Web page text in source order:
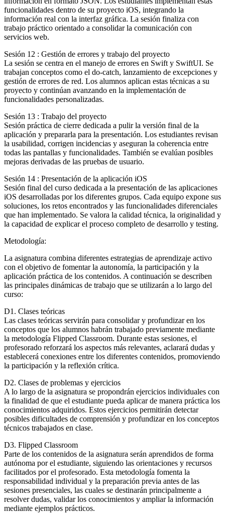
funcionalidades dentro de su proyecto iOS, integrando la
información real con la interfaz gráfica. La sesión finaliza con
trabajo práctico orientado a consolidar la comunicación con
servicios web.
Sesión 12 : Gestión de errores y trabajo del proyecto
La sesión se centra en el manejo de errores en Swift y SwiftUI. Se
trabajan conceptos como el do-catch, lanzamiento de excepciones y
gestión de errores de red. Los alumnos aplican estas técnicas a su
proyecto y continúan avanzando en la implementación de
funcionalidades personalizadas.
Sesión 13 : Trabajo del proyecto
Sesión práctica de cierre dedicada a pulir la versión final de la
aplicación y prepararla para la presentación. Los estudiantes revisan
la usabilidad, corrigen incidencias y aseguran la coherencia entre
todas las pantallas y funcionalidades. También se evalúan posibles
mejoras derivadas de las pruebas de usuario.
Sesión 14 : Presentación de la aplicación iOS
Sesión final del curso dedicada a la presentación de las aplicaciones
iOS desarrolladas por los diferentes grupos. Cada equipo expone sus
soluciones, los retos encontrados y las funcionalidades diferenciales
que han implementado. Se valora la calidad técnica, la originalidad y
la capacidad de explicar el proceso completo de desarrollo y testing.
Metodología:
La asignatura combina diferentes estrategias de aprendizaje activo
con el objetivo de fomentar la autonomía, la participación y la
aplicación práctica de los contenidos. A continuación se describen
las principales dinámicas de trabajo que se utilizarán a lo largo del
curso:
D1. Clases teóricas
Las clases teóricas servirán para consolidar y profundizar en los
conceptos que los alumnos habrán trabajado previamente mediante
la metodología Flipped Classroom. Durante estas sesiones, el
profesorado reforzará los aspectos más relevantes, aclarará dudas y
establecerá conexiones entre los diferentes contenidos, promoviendo
la participación y la reflexión crítica.
D2. Clases de problemas y ejercicios
A lo largo de la asignatura se propondrán ejercicios individuales con
la finalidad de que el estudiante pueda aplicar de manera práctica los
conocimientos adquiridos. Estos ejercicios permitirán detectar
posibles dificultades de comprensión y profundizar en los conceptos
técnicos trabajados en clase.
D3. Flipped Classroom
Parte de los contenidos de la asignatura serán aprendidos de forma
autónoma por el estudiante, siguiendo las orientaciones y recursos
facilitados por el profesorado. Esta metodología fomenta la
responsabilidad individual y la preparación previa antes de las
sesiones presenciales, las cuales se destinarán principalmente a
resolver dudas, validar los conocimientos y ampliar la información
mediante ejemplos prácticos.